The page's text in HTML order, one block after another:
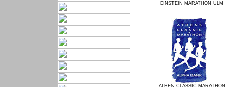
EINSTEIN MARATHON ULM
ATHEN CLASSIC MARATHON